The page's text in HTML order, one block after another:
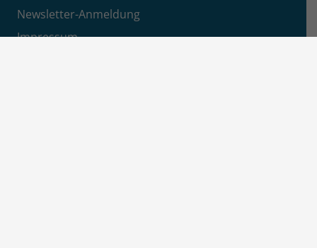
Newsletter-Anmeldung
Impressum